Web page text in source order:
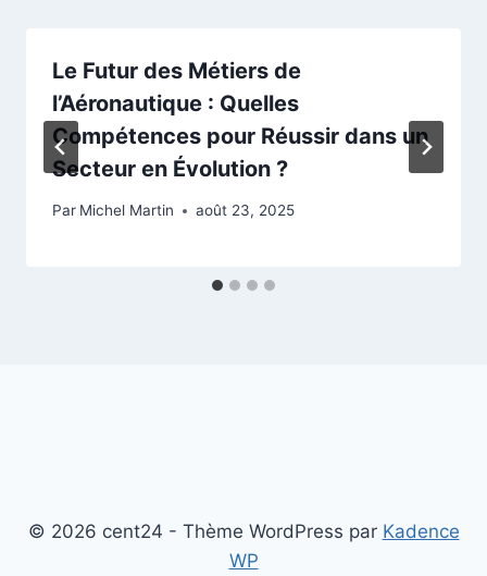
Le Futur des Métiers de
l’Aéronautique : Quelles
Compétences pour Réussir dans un
Secteur en Évolution ?
Par Michel Martin août 23, 2025
© 2026 cent24 - Thème WordPress par Kadence
WP